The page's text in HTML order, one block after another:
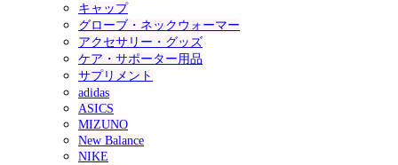
キャップ
グローブ・ネックウォーマー
アクセサリー・グッズ
ケア・サポーター用品
サプリメント
adidas
ASICS
MIZUNO
New Balance
NIKE